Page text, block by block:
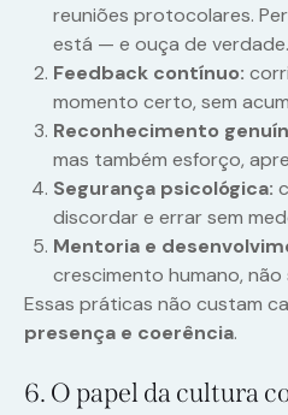
reuniões protocolares.
está — e ouça de verdade.
Feedback contínuo:
momento certo, sem
Reconhecimento
mas também esforço,
Segurança psicológica:
discordar e errar sem
Mentoria e
crescimento humano,
Essas práticas não custam
presença e coerência.
6. O papel da cultura